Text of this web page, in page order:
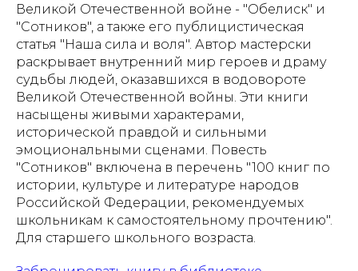
Великой Отечественной войне - "Обелиск" и
"Сотников", а также его публицистическая
статья "Наша сила и воля". Автор мастерски
раскрывает внутренний мир героев и драму
судьбы людей, оказавшихся в водовороте
Великой Отечественной войны. Эти книги
насыщены живыми характерами,
исторической правдой и сильными
эмоциональными сценами. Повесть
"Сотников" включена в перечень "100 книг по
истории, культуре и литературе народов
Российской Федерации, рекомендуемых
школьникам к самостоятельному прочтению".
Для старшего школьного возраста.